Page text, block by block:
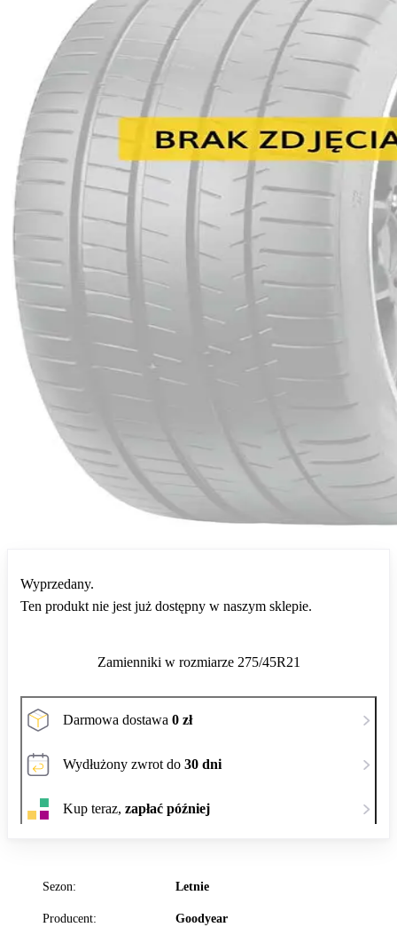
Sezon: Letnie
Producent: Goodyear
Wyprzedany.
Ten produkt nie jest już dostępny w naszym sklepie.
Zamienniki w rozmiarze 275/45R21
Darmowa dostawa 0 zł
Wydłużony zwrot do 30 dni
Kup teraz, zapłać później